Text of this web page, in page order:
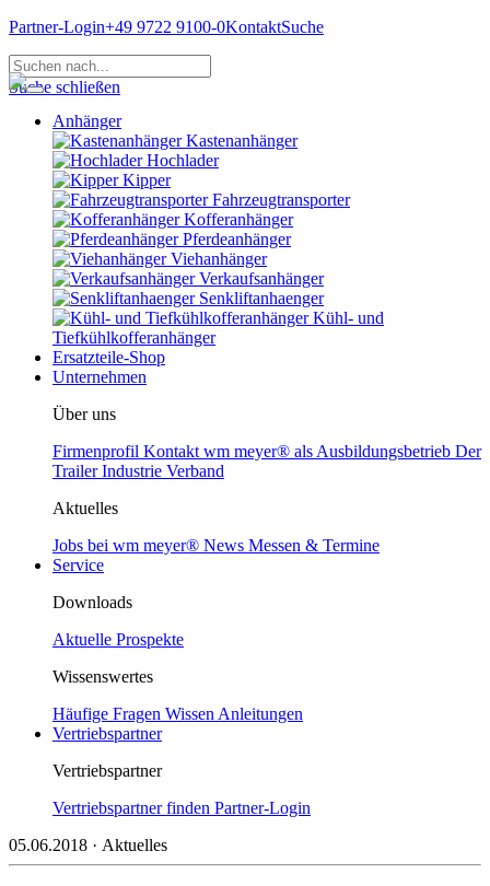
Partner-Login+49 9722 9100-0KontaktSuche
Suche schließen
Anhänger
Kastenanhänger
Hochlader
Kipper
Fahrzeugtransporter
Kofferanhänger
Pferdeanhänger
Viehanhänger
Verkaufsanhänger
Senkliftanhaenger
Kühl- und
Tiefkühlkofferanhänger
Ersatzteile-Shop
Unternehmen
Über uns
Firmenprofil Kontakt wm meyer® als Ausbildungsbetrieb Der
Trailer Industrie Verband
Aktuelles
Jobs bei wm meyer® News Messen & Termine
Service
Downloads
Aktuelle Prospekte
Wissenswertes
Häufige Fragen Wissen Anleitungen
Vertriebspartner
Vertriebspartner
Vertriebspartner finden Partner-Login
05.06.2018 · Aktuelles